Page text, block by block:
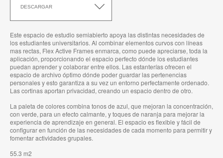
DESCARGAR
esta
Este espacio de estudio semiabierto apoya las distintas necesidades de
los estudiantes universitarios. Al combinar elementos curvos con líneas
mas rectas, Flex Active Frames enmarca, como puede apreciarse, toda la
aplicación, proporcionando el espacio perfecto dónde los estudiantes
puedan aprender y colaborar entre ellos. Las estanterías ofrecen el
espacio de archivo óptimo dónde poder guardar las pertenencias
personales y esto garantiza a su vez un entorno perfectamente ordenado.
Las cortinas aportan privacidad, creando un espacio dentro de otro.
La paleta de colores combina tonos de azul, que mejoran la concentración,
con verde, para un efecto calmante, y toques de naranja para mejorar la
experiencia de aprendizaje en general. El espacio es flexible y fácil de
configurar en función de las necesidades de cada momento para permitir y
fomentar actividades grupales.
55.3 m2